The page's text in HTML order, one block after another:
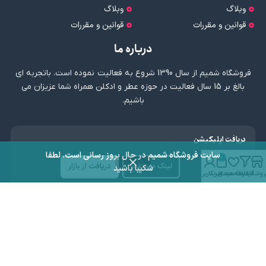
سایت فروشگاه شمیم در حال بروز رسانی است. لطفا
شکیبا باشید
وبلاگ
قوانین و مقررات
وبلاگ
قوانین و مقررات
درباره ما
فروشگاه شمیم از سال 1390 شروع به فعالیت نموده است. باتجربه ای
بالغ بر 15 سال فعالیت در حوزه عطر و ادکلن همراه شما عزیزان می
باشیم.
دریافت اپلیکیشن
لینک مستقیم دریافت از بازار
فیلترها
علاقه مندی
0
سبد خرید
حساب کاربری من